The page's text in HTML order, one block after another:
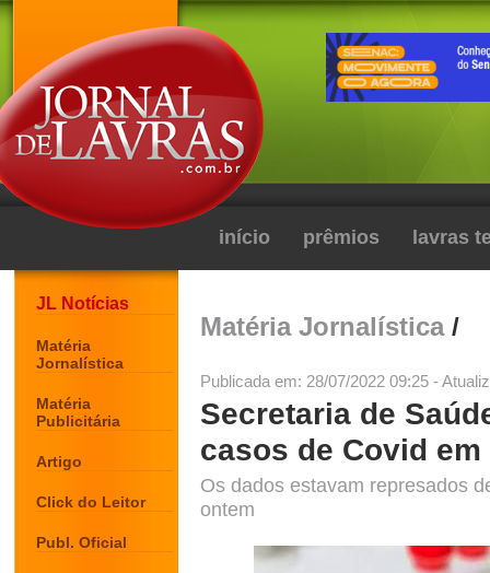
início prêmios lavras
JL Notícias
Matéria
Jornalística
Matéria
Publicitária
Artigo
Click do Leitor
Publ. Oficial
Matéria Jornalística/
Publicada em: 28/07/2022 09:25 -
Secretaria de
casos de Covid
Os dados estavam represados
ontem